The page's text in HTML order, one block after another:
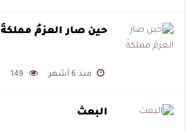
حين صار العزمُ مملكةً
منذ 6 أشهر 149
البعث